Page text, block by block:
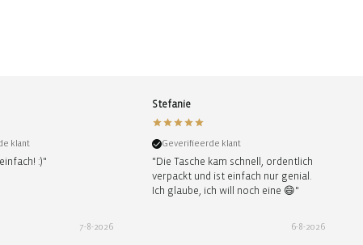
klant
:)"
7-8-2026
Stefanie
Geverifieerde klant
"Die Tasche kam schnell, ordentlich
verpackt und ist einfach nur genial.
Ich glaube, ich will noch eine 😄"
6-8-2026